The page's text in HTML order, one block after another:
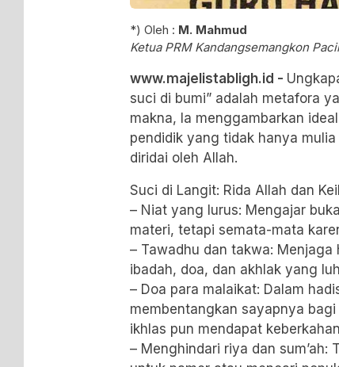
*) Oleh : M. Mahmud
Ketua PRM Kandangsemangkon
www.majelistabligh.id -
suci di bumi” adalah metafora
makna, Ia menggambarkan
pendidik yang tidak hanya
diridai oleh Allah.
Suci di Langit: Rida Allah dan
– Niat yang lurus: Mengajar
materi, tetapi semata-mata
– Tawadhu dan takwa:
ibadah, doa, dan akhlak yang
– Doa para malaikat: Dalam
membentangkan sayapnya
ikhlas pun mendapat
– Menghindari riya dan